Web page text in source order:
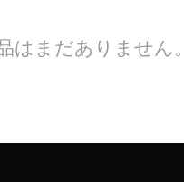
はまだありません。